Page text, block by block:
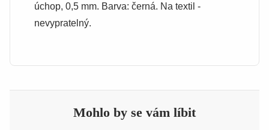
úchop, 0,5 mm. Barva: černá. Na textil -
nevypratelný.
Mohlo by se vám líbit